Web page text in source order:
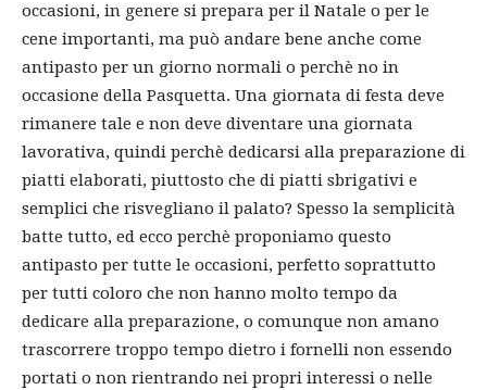
occasioni, in genere si prepara per il Natale o per le
cene importanti, ma può andare bene anche come
antipasto per un giorno normali o perchè no in
occasione della Pasquetta. Una giornata di festa deve
rimanere tale e non deve diventare una giornata
lavorativa, quindi perchè dedicarsi alla preparazione di
piatti elaborati, piuttosto che di piatti sbrigativi e
semplici che risvegliano il palato? Spesso la semplicità
batte tutto, ed ecco perchè proponiamo questo
antipasto per tutte le occasioni, perfetto soprattutto
per tutti coloro che non hanno molto tempo da
dedicare alla preparazione, o comunque non amano
trascorrere troppo tempo dietro i fornelli non essendo
portati o non rientrando nei propri interessi o nelle